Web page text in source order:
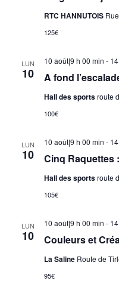
RTC HANNUTOIS
125€
LUN
10 A fond
10 août|9 h 00 min -
Hall des sportsroute
100€
LUN
10 Cinq Raquettes
10 août|9 h 00 min -
Hall des sportsroute
105€
LUN
10 Couleurs et
10 août|9 h 00 min -
La Saline Route de
95€